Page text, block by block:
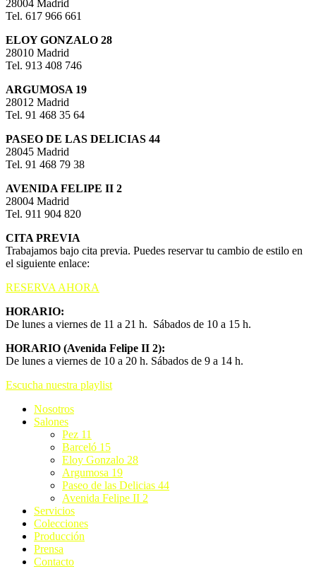
28004 Madrid
Tel. 617 966 661
ELOY GONZALO 28
28010 Madrid
Tel. 913 408 746
ARGUMOSA 19
28012 Madrid
Tel. 91 468 35 64
PASEO DE LAS DELICIAS 44
28045 Madrid
Tel. 91 468 79 38
AVENIDA FELIPE II 2
28004 Madrid
Tel. 911 904 820
CITA PREVIA
Trabajamos bajo cita previa. Puedes reservar tu cambio de estilo en
el siguiente enlace:
RESERVA AHORA
HORARIO:
De lunes a viernes de 11 a 21 h. Sábados de 10 a 15 h.
HORARIO (Avenida Felipe II 2):
De lunes a viernes de 10 a 20 h. Sábados de 9 a 14 h.
Escucha nuestra playlist
Nosotros
Salones
Pez 11
Barceló 15
Eloy Gonzalo 28
Argumosa 19
Paseo de las Delicias 44
Avenida Felipe II 2
Servicios
Colecciones
Producción
Prensa
Contacto